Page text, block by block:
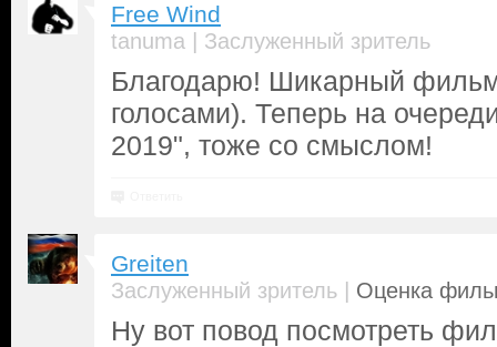
Free Wind
tanuma | Заслуженный зритель
Благодарю! Шикарный
голосами). Теперь на
2019", тоже со смыслом!
Greiten
Заслуженный зритель | Оценка
Ну вот повод посмотреть